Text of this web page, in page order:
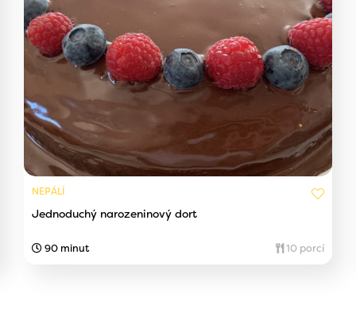
NEPÁLÍ
Jednoduchý narozeninový dort
90 minut 10 porcí